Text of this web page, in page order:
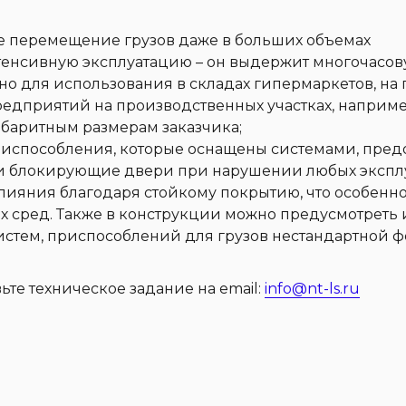
перемещение грузов даже в больших объемах
эксплуатацию – он выдержит
для использования в складах гипермаркетов,
на производственных участках,
размерам заказчика;
которые оснащены системами,
блокирующие двери при нарушении любых
благодаря стойкому покрытию, что особенно
сред. Также в конструкции можно
приспособлений для грузов нестандартной
техническое задание на email: info@nt-ls.ru